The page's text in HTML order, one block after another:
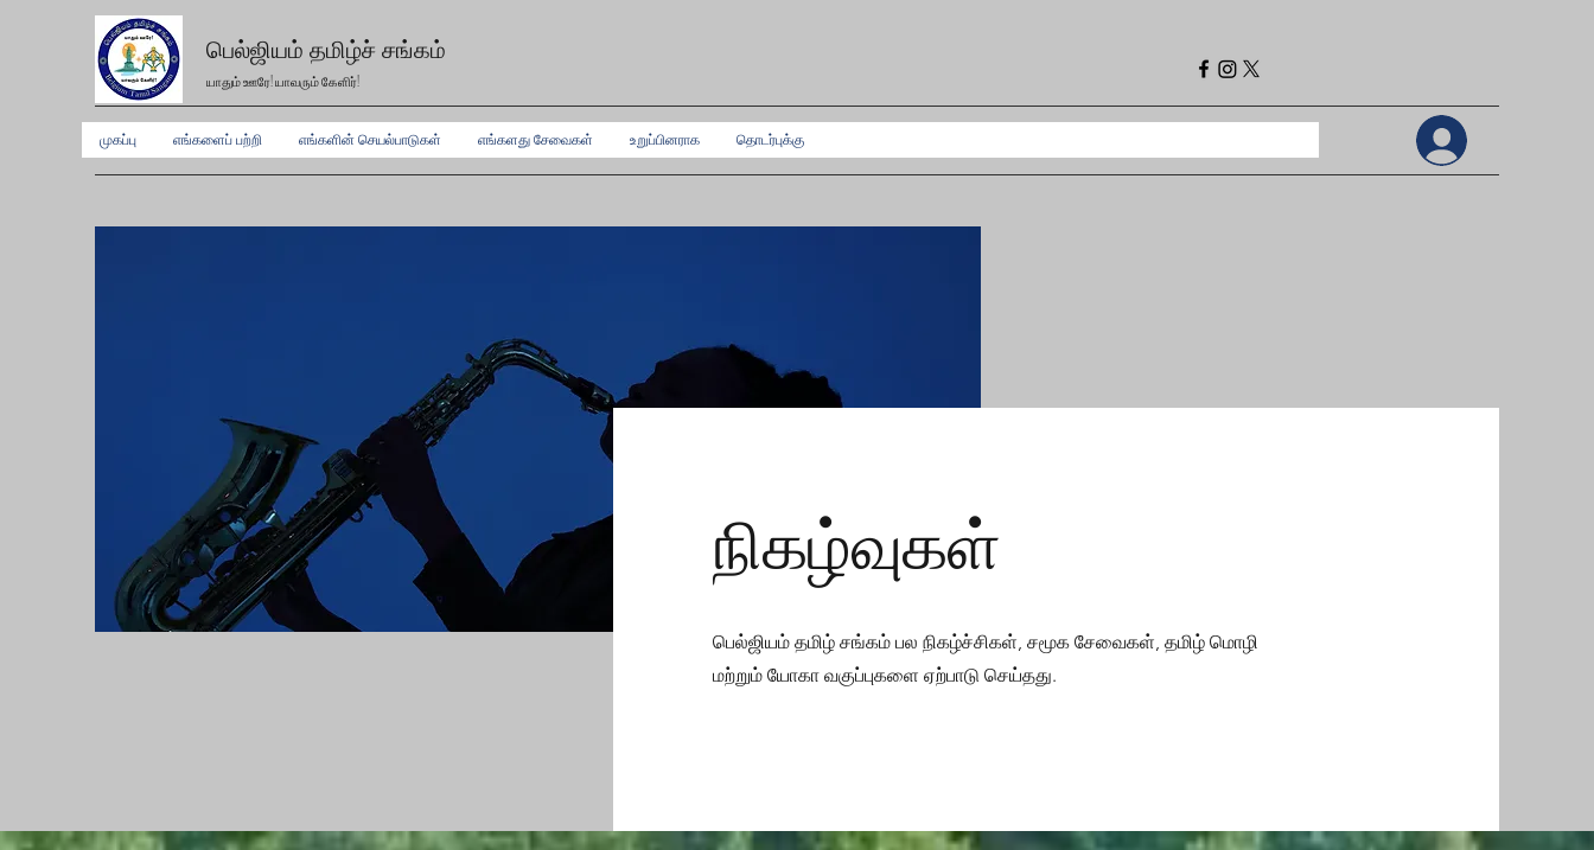
பெல்ஜியம் தமிழ்ச் சங்கம்
யாதும் ஊரே! யாவரும் கேளிர்!
முகப்பு எங்களைப் பற்றி எங்களின் செயல்பாடுகள் எங்களது சேவைகள் உறுப்பினராக தொடர்புக்கு
நிகழ்வுகள்
பெல்ஜியம் தமிழ் சங்கம் பல நிகழ்ச்சிகள், சமூக சேவைகள், தமிழ் மொழி
மற்றும் யோகா வகுப்புகளை ஏற்பாடு செய்தது.